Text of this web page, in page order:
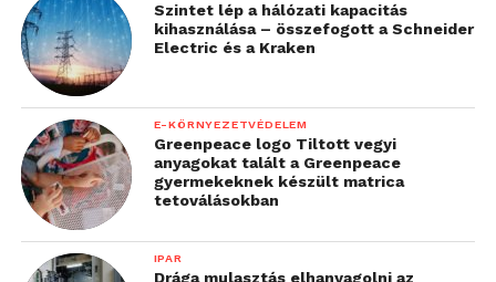
Szintet lép a hálózati kapacitás
kihasználása – összefogott a Schneider
Electric és a Kraken
E-KÖRNYEZETVÉDELEM
Greenpeace logo Tiltott vegyi
anyagokat talált a Greenpeace
gyermekeknek készült matrica
tetoválásokban
IPAR
Drága mulasztás elhanyagolni az